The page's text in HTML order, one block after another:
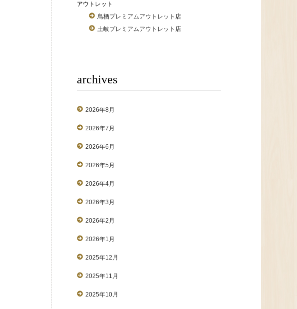
アウトレット
鳥栖プレミアムアウトレット店
土岐プレミアムアウトレット店
archives
2026年8月
2026年7月
2026年6月
2026年5月
2026年4月
2026年3月
2026年2月
2026年1月
2025年12月
2025年11月
2025年10月